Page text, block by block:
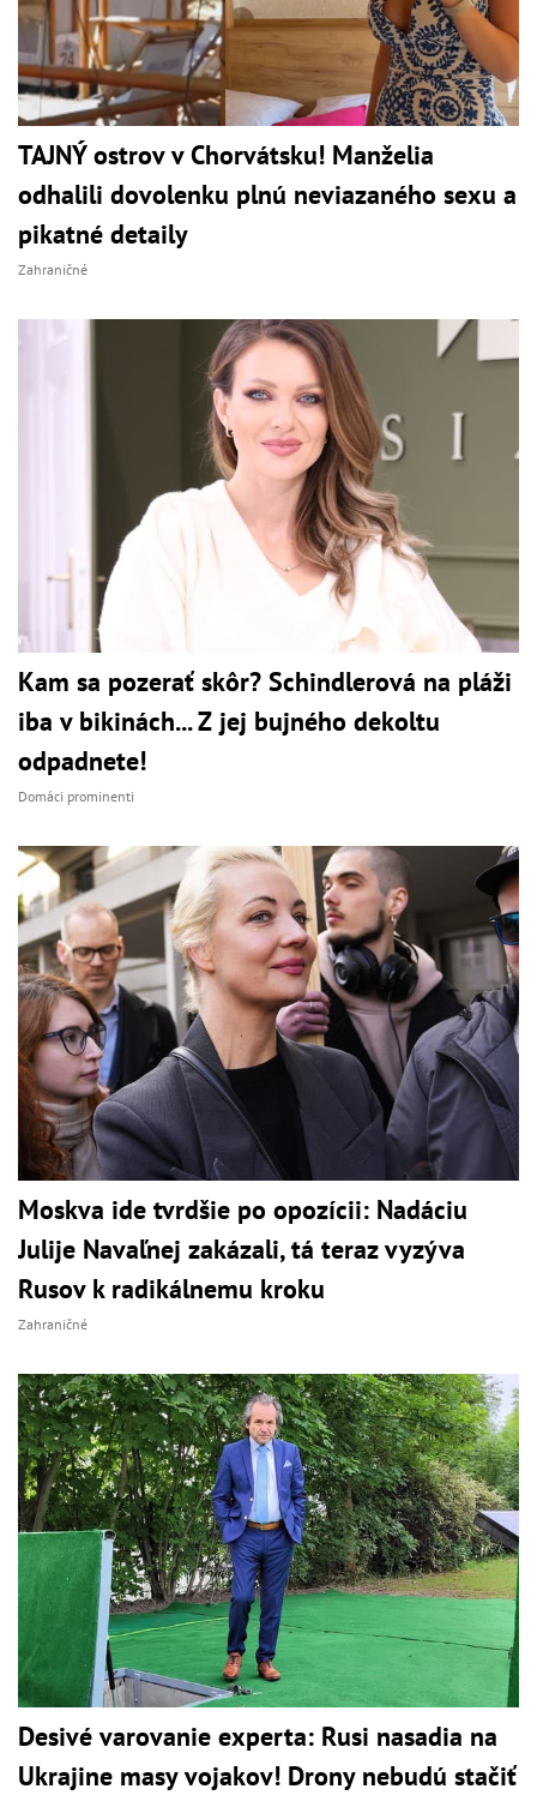
TAJNÝ ostrov v Chorvátsku! Manželia
odhalili dovolenku plnú neviazaného sexu a
pikatné detaily
Zahraničné
Kam sa pozerať skôr? Schindlerová na pláži
iba v bikinách... Z jej bujného dekoltu
odpadnete!
Domáci prominenti
Moskva ide tvrdšie po opozícii: Nadáciu
Julije Navaľnej zakázali, tá teraz vyzýva
Rusov k radikálnemu kroku
Zahraničné
Desivé varovanie experta: Rusi nasadia na
Ukrajine masy vojakov! Drony nebudú stačiť